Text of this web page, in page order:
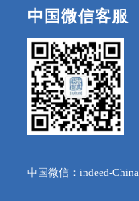
中国微信客服
中国微信：indeed-China